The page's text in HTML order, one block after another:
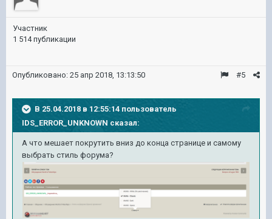
Участник
1 514 публикации
#5
Опубликовано: 25 апр 2018, 13:13:50
В 25.04.2018 в 12:55:14 пользователь
IDS_ERROR_UNKNOWN сказал:
А что мешает покрутить вниз до конца странице и самому
выбрать стиль форума?